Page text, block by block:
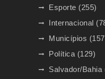
Esporte (255)
Internacional
Municípios
Política (129)
Salvador/Bahia